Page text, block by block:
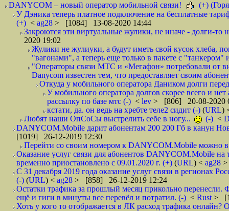
DANYCOM – новый оператор мобильной связи!
(+)
У Дэника теперь платное подключение на бесплатные
(+) < ag28 > [1084] 13-08-2020 14:44
Закроются эти виртуальные жулики, не иначе - долги-то
2020 19:02
Жулики не жулиуки, а будут иметь свой кусок хлеба,
"вагонами", а теперь еще только в пакете с
"Операторы связи МТС и «Мегафон» потребовали от
Danycom известен тем, что предоставляет своим
Откуда у мобильного оператора Даником долги
У мобильного оператора долгов скорее всего и
рассылку по базе мтс (-) < lev > [806] 20-08-2020
кстати, да. он ведь на хребте теле2 сидит (-) (URL)
Любят наши ОпСоСы выстрелить себе в ногу...
(-) <
DANYCOM.Mobile дарит абонентам 200 200 Гб в канун
[1019] 26-12-2019 12:30
Перейти со своим номером к DANYCOM.Mobile можно в
Оказание услуг связи для абонентов DANYCOM.Mobile
временно приостановлено с 09.01.2020 г. (+) (URL) < ag28 >
С 31 декабря 2019 года оказание услуг связи в регионах
(-) (URL) < ag28 > [858] 26-12-2019 12:24
Остатки трафика за прошлый месяц прикольно
ещё и гиги в минуты все перевёл и потратил. (-) < Rust >
Хоть у кого то отображается в ЛК расход трафика